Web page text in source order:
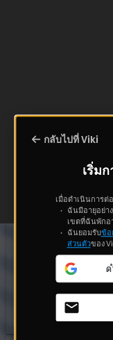
กลับไปที่ Viki
เริ่ม
เมื่อดำเนินการต่
ฉันมีอายุอย่า
เขตที่ฉันพักอ
ฉันยอมรับข้อ
ส่วนตัวของ